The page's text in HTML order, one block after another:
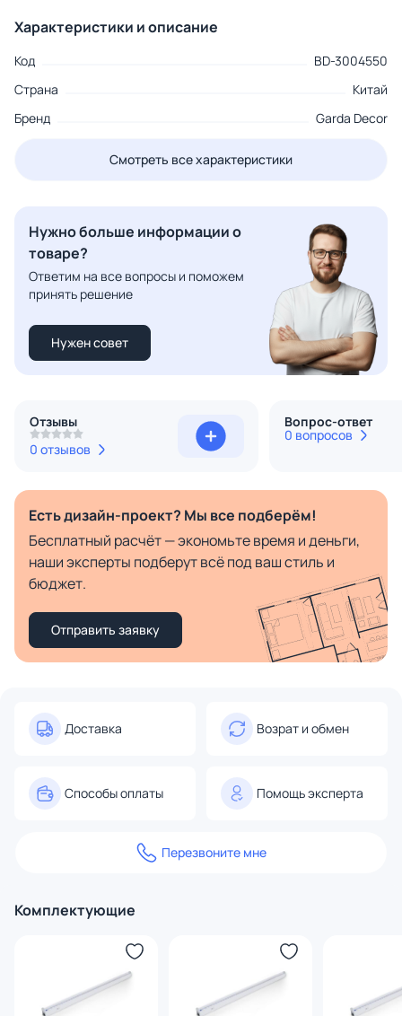
Характеристики и описание
Код
BD-3004550
Страна
Китай
Бренд
Garda Decor
Смотреть все характеристики
Нужно больше информации о
товаре?
Ответим на все вопросы и поможем
принять решение
Нужен совет
Отзывы
0 отзывов
Вопрос-ответ
0 вопросов
Есть дизайн-проект? Мы все подберём!
Бесплатный расчёт — экономьте время и деньги,
наши эксперты подберут всё под ваш стиль и
бюджет.
Отправить заявку
Доставка Возрат и обмен
Способы оплаты Помощь эксперта
Перезвоните мне
Комплектующие